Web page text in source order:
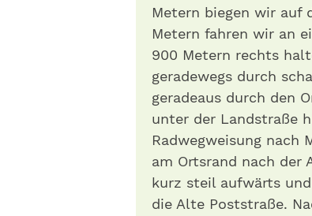
Metern biegen wir auf
Metern fahren wir an
900 Metern rechts
geradewegs durch
geradeaus durch den
unter der Landstraße
Radwegweisung
am Ortsrand nach der
kurz steil aufwärts
die Alte Poststraße.